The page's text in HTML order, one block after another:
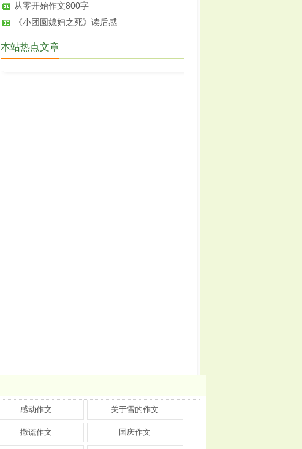
从零开始作文800字
《小团圆媳妇之死》读后感
本站热点文章
感动作文 关于雪的作文
撒谎作文 国庆作文